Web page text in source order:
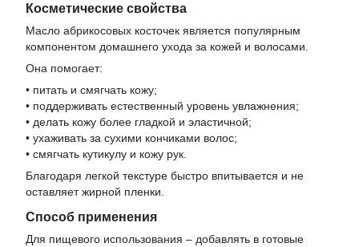
Косметические свойства
Масло абрикосовых косточек является популярным
компонентом домашнего ухода за кожей и волосами.
Она помогает:
• питать и смягчать кожу;
• поддерживать естественный уровень увлажнения;
• делать кожу более гладкой и эластичной;
• ухаживать за сухими кончиками волос;
• смягчать кутикулу и кожу рук.
Благодаря легкой текстуре быстро впитывается и не
оставляет жирной пленки.
Способ применения
Для пищевого использования – добавлять в готовые